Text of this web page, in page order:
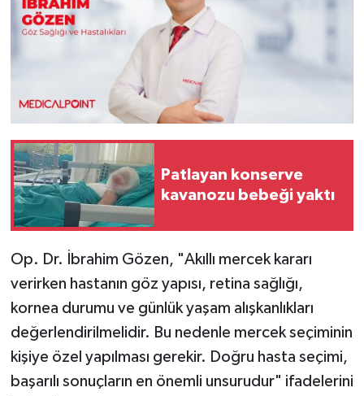
Patlayan konserve
kavanozu bebeği yaktı
Op. Dr. İbrahim Gözen, "Akıllı mercek kararı
verirken hastanın göz yapısı, retina sağlığı,
kornea durumu ve günlük yaşam alışkanlıkları
değerlendirilmelidir. Bu nedenle mercek seçiminin
kişiye özel yapılması gerekir. Doğru hasta seçimi,
başarılı sonuçların en önemli unsurudur" ifadelerini